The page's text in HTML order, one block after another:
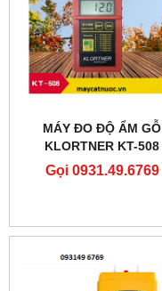
MÁY ĐO ĐỘ ẨM GỖ
KLORTNER KT-508
Gọi 0931.49.6769